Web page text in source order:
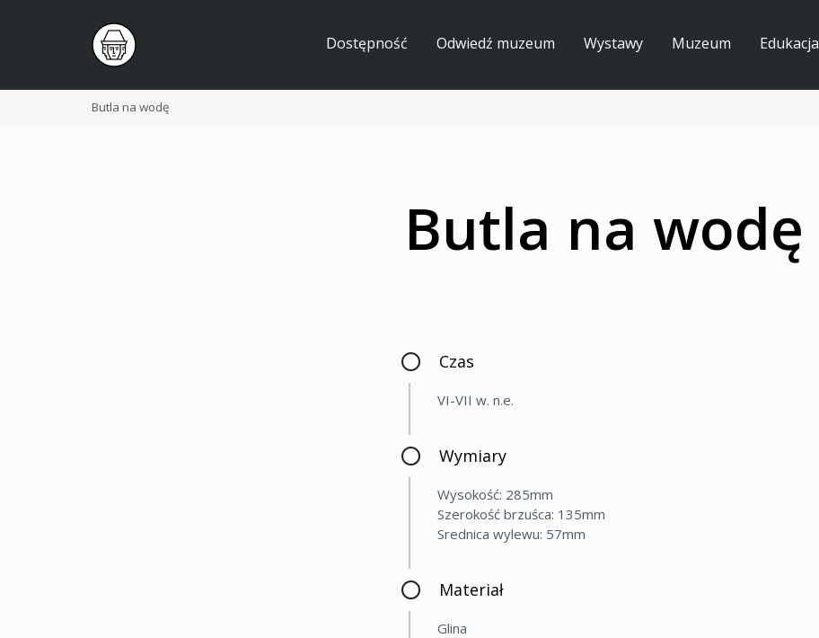
Dostępność Odwiedź muzeum Wystawy Muzeum Edukacja
Butla na wodę
Butla na wodę
Czas
VI-VII w. n.e.
Wymiary
Wysokość: 285mm
Szerokość brzuśca: 135mm
Srednica wylewu: 57mm
Materiał
Glina